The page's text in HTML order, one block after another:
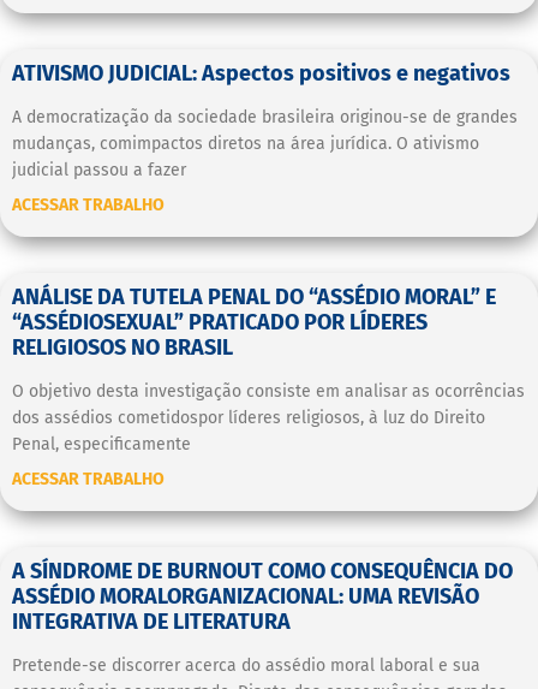
ATIVISMO JUDICIAL: Aspectos positivos e negativos
A democratização da sociedade brasileira originou-se de grandes
mudanças, comimpactos diretos na área jurídica. O ativismo
judicial passou a fazer
ACESSAR TRABALHO
ANÁLISE DA TUTELA PENAL DO “ASSÉDIO MORAL” E
“ASSÉDIOSEXUAL” PRATICADO POR LÍDERES
RELIGIOSOS NO BRASIL
O objetivo desta investigação consiste em analisar as ocorrências
dos assédios cometidospor líderes religiosos, à luz do Direito
Penal, especificamente
ACESSAR TRABALHO
A SÍNDROME DE BURNOUT COMO CONSEQUÊNCIA DO
ASSÉDIO MORALORGANIZACIONAL: UMA REVISÃO
INTEGRATIVA DE LITERATURA
Pretende-se discorrer acerca do assédio moral laboral e sua